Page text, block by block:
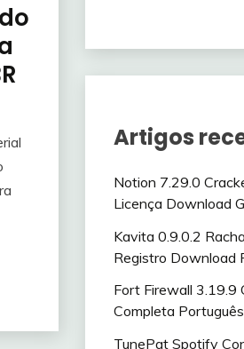
Artigos
Notion 7.29.0
Licença Download
Kavita 0.9.0.2
Registro Download
Fort Firewall 3.19.9
Completa
TunePat Spotify